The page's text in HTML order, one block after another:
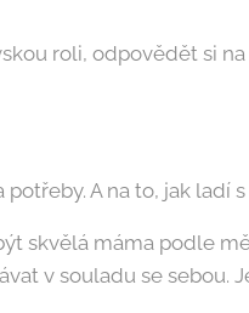
roli, odpovědět si
A na to, jak ladí
skvělá máma podle
v souladu se sebou.